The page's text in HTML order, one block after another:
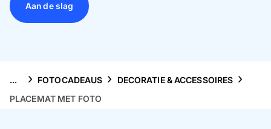
ServiceAan de slag
... FOTOCADEAUS
DECORATIE & ACCESSOIRES
PLACEMAT MET FOTO